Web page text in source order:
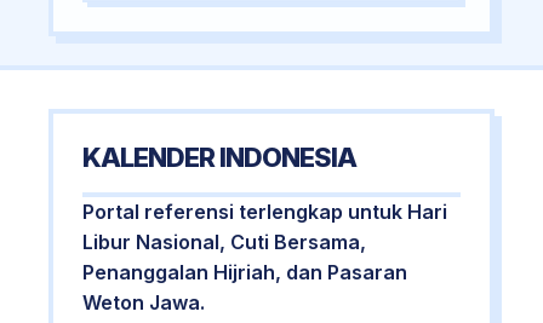
KALENDER INDONESIA
Portal referensi terlengkap untuk Hari
Libur Nasional, Cuti Bersama,
Penanggalan Hijriah, dan Pasaran
Weton Jawa.